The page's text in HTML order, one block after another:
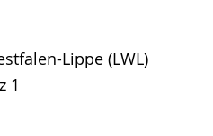
Lippe (LWL)
1